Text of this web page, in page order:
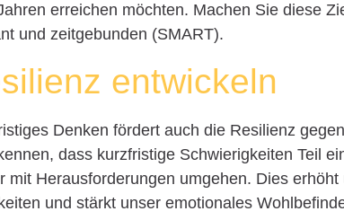
erreichen möchten. Machen Sie diese
und zeitgebunden (SMART).
entwickeln
Denken fördert auch die Resilienz
dass kurzfristige Schwierigkeiten Teil
mit Herausforderungen umgehen. Dies
und stärkt unser emotionales